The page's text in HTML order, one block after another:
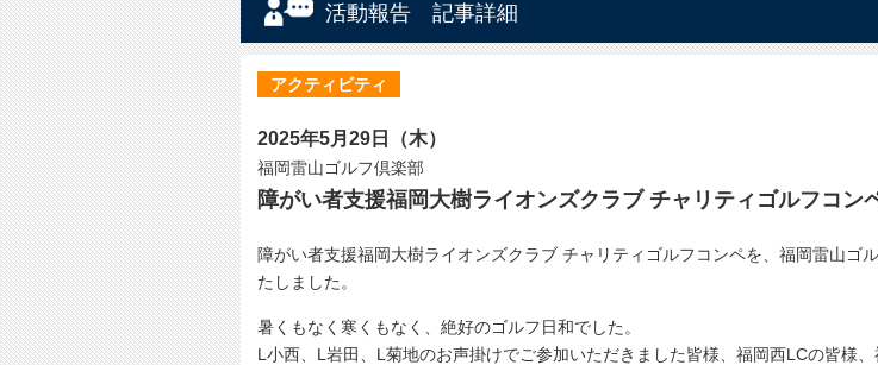
活動報告 記事詳細
アクティビティ
2025年5月29日（木）
福岡雷山ゴルフ倶楽部
障がい者支援福岡大樹ライオンズクラブ チャリティゴルフコ
障がい者支援福岡大樹ライオンズクラブ チャリティゴルフコンペを、福岡雷山ゴ
たしました。
暑くもなく寒くもなく、絶好のゴルフ日和でした。
L小西、L岩田、L菊地のお声掛けでご参加いただきました皆様、福岡西LCの皆様